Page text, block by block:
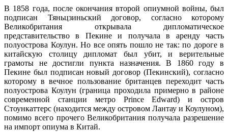
В 1858 года, после окончания второй опиумной войны, был
подписан Тяньцзиньский договор, согласно которому
Великобритания открывала дипломатическое
представительство в Пекине и получала в аренду часть
полуострова Коулун. Но все опять пошло не так: по дороге в
китайскую столицу дипломат был убит, и верительные
грамоты не достигли пункта назначения. В 1860 году в
Пекине был подписан новый договор (Пекинский), согласно
которому в вечное пользование британцев переходит часть
полуострова Коулун (граница проходила примерно в районе
современной станции метро Prince Edward) и остров
Стоункаттерс (находится между островом Лантау и Коулуном),
помимо всего прочего Великобритания получала разрешение
на импорт опиума в Китай.